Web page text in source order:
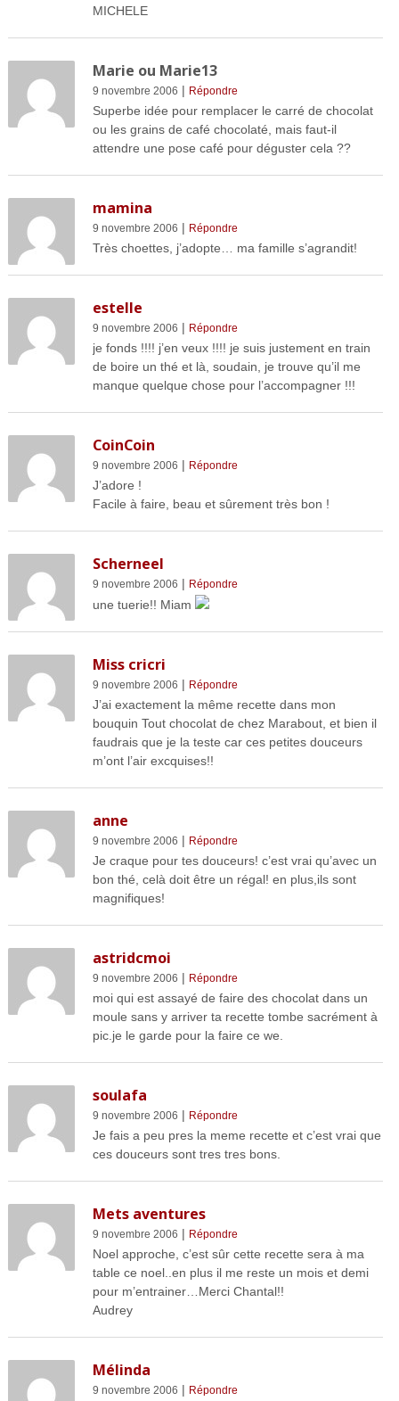
MICHELE
Marie ou Marie13
9 novembre 2006 | Répondre
Superbe idée pour remplacer le carré de chocolat
ou les grains de café chocolaté, mais faut-il
attendre une pose café pour déguster cela ??
mamina
9 novembre 2006 | Répondre
Très choettes, j’adopte… ma famille s’agrandit!
estelle
9 novembre 2006 | Répondre
je fonds !!!! j’en veux !!!! je suis justement en train
de boire un thé et là, soudain, je trouve qu’il me
manque quelque chose pour l’accompagner !!!
CoinCoin
9 novembre 2006 | Répondre
J’adore !
Facile à faire, beau et sûrement très bon !
Scherneel
9 novembre 2006 | Répondre
une tuerie!! Miam
Miss cricri
9 novembre 2006 | Répondre
J’ai exactement la même recette dans mon
bouquin Tout chocolat de chez Marabout, et bien il
faudrais que je la teste car ces petites douceurs
m’ont l’air excquises!!
anne
9 novembre 2006 | Répondre
Je craque pour tes douceurs! c’est vrai qu’avec un
bon thé, celà doit être un régal! en plus,ils sont
magnifiques!
astridcmoi
9 novembre 2006 | Répondre
moi qui est assayé de faire des chocolat dans un
moule sans y arriver ta recette tombe sacrément à
pic.je le garde pour la faire ce we.
soulafa
9 novembre 2006 | Répondre
Je fais a peu pres la meme recette et c’est vrai que
ces douceurs sont tres tres bons.
Mets aventures
9 novembre 2006 | Répondre
Noel approche, c’est sûr cette recette sera à ma
table ce noel..en plus il me reste un mois et demi
pour m’entrainer…Merci Chantal!!
Audrey
Mélinda
9 novembre 2006 | Répondre